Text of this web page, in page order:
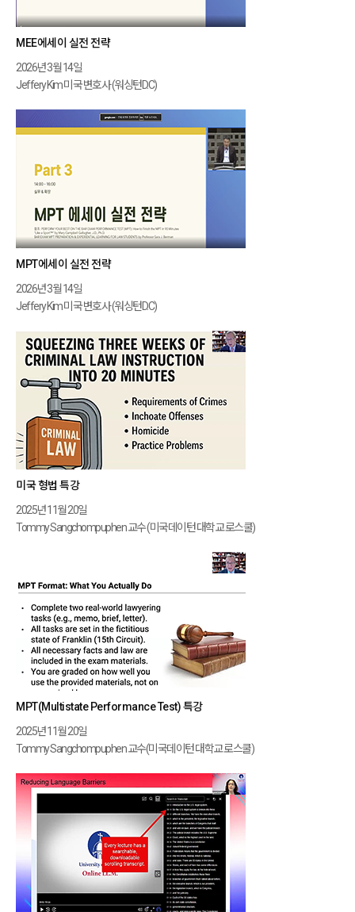
MEE에세이 실전 전략
2026년 3월 14일
Jeffery Kim 미국 변호사 (워싱턴D.C)
MPT에세이 실전 전략
2026년 3월 14일
Jeffery Kim 미국 변호사 (워싱턴D.C)
미국 형법 특강
2025년 11월 20일
Tommy Sangchompuphen 교수 (미국데이턴 대학교 로스쿨)
MPT(Multistate Performance Test) 특강
2025년 11월 20일
Tommy Sangchompuphen 교수(미국데이턴 대학교 로스쿨)